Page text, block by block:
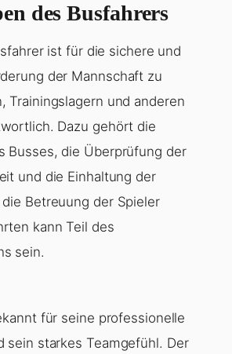
des Busfahrers
ist für die sichere und
der Mannschaft zu
Trainingslagern und anderen
Dazu gehört die
Busses, die Überprüfung der
und die Einhaltung der
Betreuung der Spieler
kann Teil des
sein.
für seine professionelle
sein starkes Teamgefühl. Der